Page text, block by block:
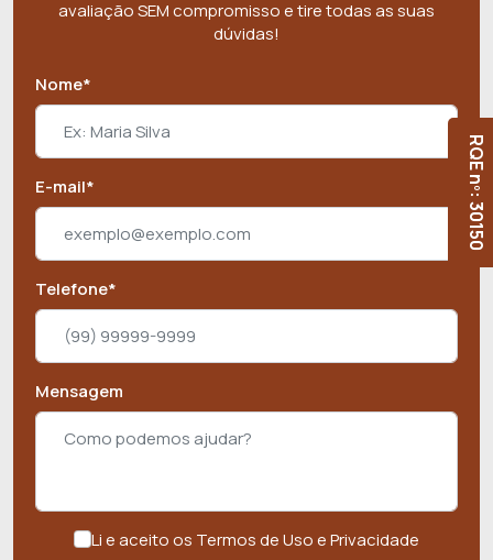
RQE nº: 30150
avaliação SEM compromisso e tire todas as suas
dúvidas!
Nome*
E-mail*
Telefone*
Mensagem
Li e aceito os Termos de Uso e Privacidade